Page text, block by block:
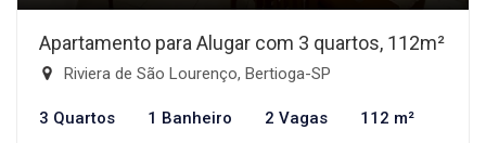
Apartamento para Alugar com 3 quartos, 112m²
Riviera de São Lourenço, Bertioga-SP
3 Quartos 1 Banheiro 2 Vagas 112 m²